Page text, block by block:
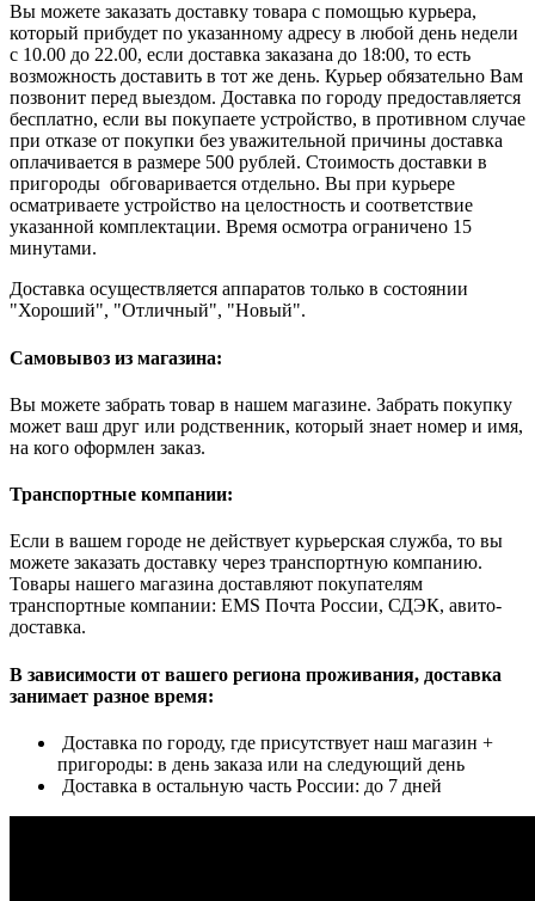
Вы можете заказать доставку товара с помощью курьера,
который прибудет по указанному адресу в любой день недели
с 10.00 до 22.00, если доставка заказана до 18:00, то есть
возможность доставить в тот же день. Курьер обязательно Вам
позвонит перед выездом. Доставка по городу предоставляется
бесплатно, если вы покупаете устройство, в противном случае
при отказе от покупки без уважительной причины доставка
оплачивается в размере 500 рублей. Стоимость доставки в
пригороды обговаривается отдельно. Вы при курьере
осматриваете устройство на целостность и соответствие
указанной комплектации. Время осмотра ограничено 15
минутами.
Доставка осуществляется аппаратов только в состоянии
"Хороший", "Отличный", "Новый".
Самовывоз из магазина:
Вы можете забрать товар в нашем магазине. Забрать покупку
может ваш друг или родственник, который знает номер и имя,
на кого оформлен заказ.
Транспортные компании:
Если в вашем городе не действует курьерская служба, то вы
можете заказать доставку через транспортную компанию.
Товары нашего магазина доставляют покупателям
транспортные компании: EMS Почта России, СДЭК, авито-
доставка.
В зависимости от вашего региона проживания, доставка
занимает разное время:
Доставка по городу, где присутствует наш магазин +
пригороды: в день заказа или на следующий день
Доставка в остальную часть России: до 7 дней